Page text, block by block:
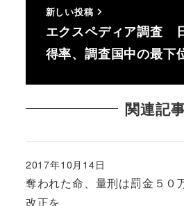
新しい投稿
エクスペディア調査
得率、調査国中の最下
関連記
奪われた命、量刑は罰金５
改正を
投稿日
2017年10月14日